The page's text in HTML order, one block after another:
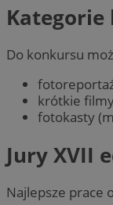
Do konkursu
krótkie
fotokasty
Jury XVII
Najlepsze prace